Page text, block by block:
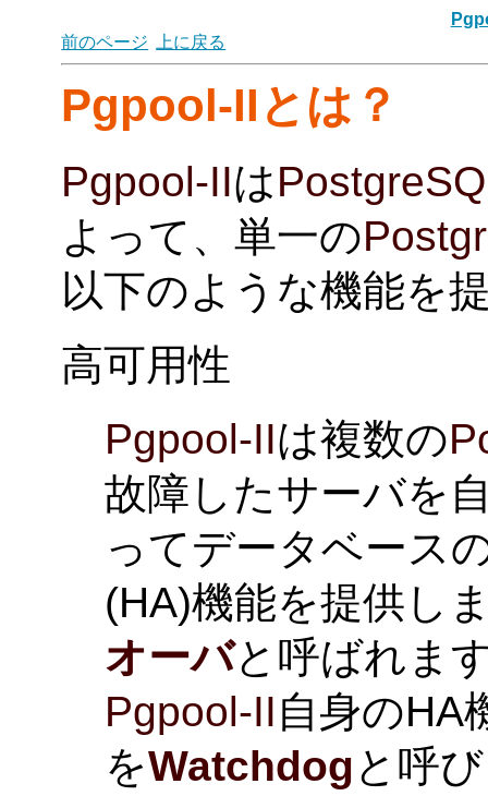
前のページ
上に戻る
Pgpool-II とは？
Pgpool-IIは
よって、単一の
以下のような機能を
高可用性
Pgpool-IIは複数の
故障したサーバを
ってデータベース
(HA)機能を提供し
オーバと呼ばれま
Pgpool-II自身のHA
をWatchdogと呼